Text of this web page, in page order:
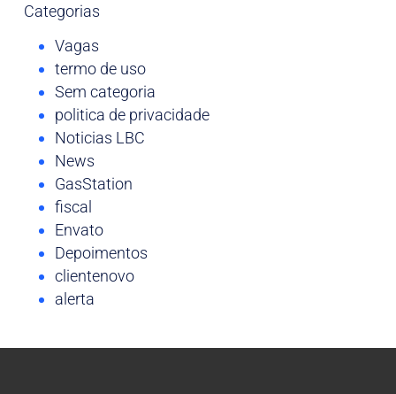
Categorias
Vagas
termo de uso
Sem categoria
politica de privacidade
Noticias LBC
News
GasStation
fiscal
Envato
Depoimentos
clientenovo
alerta